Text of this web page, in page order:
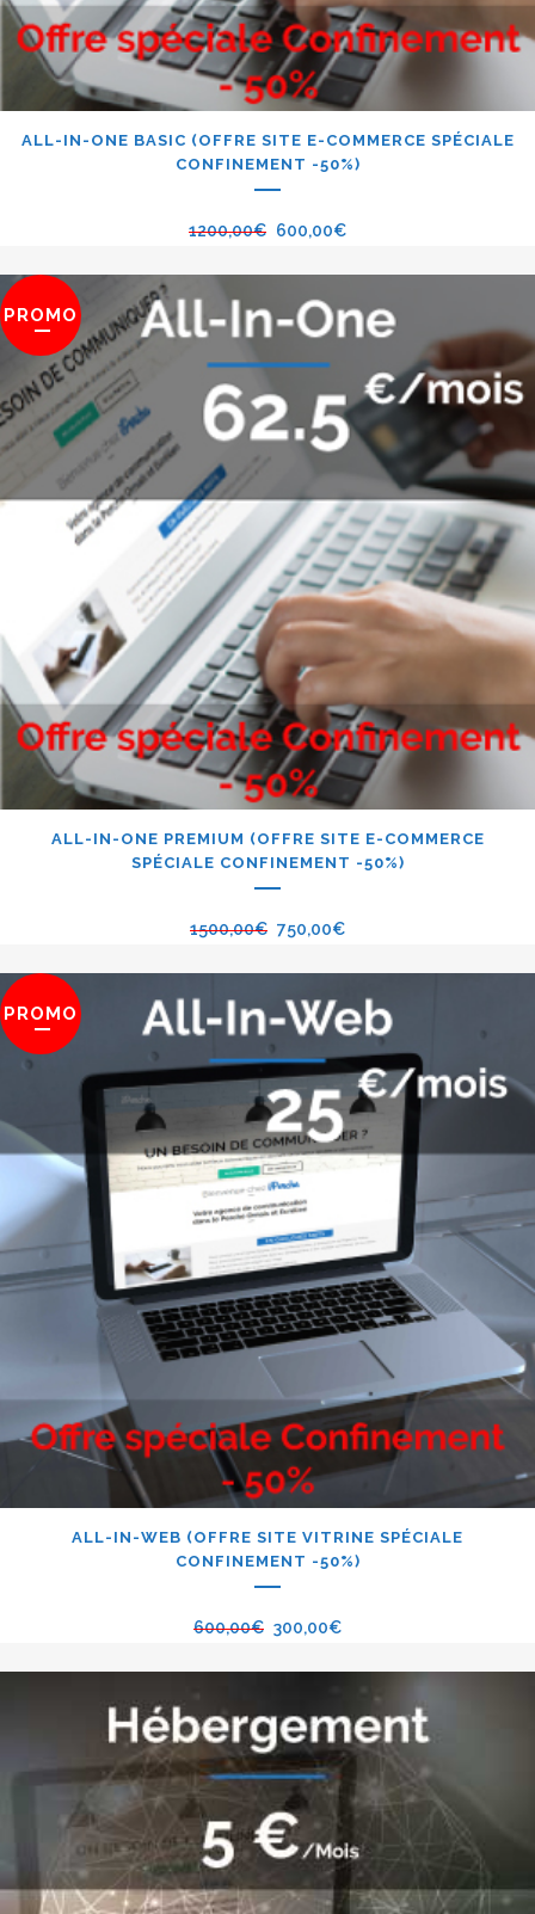
ALL-IN-ONE BASIC (OFFRE SITE E-COMMERCE SPÉCIALE
CONFINEMENT -50%)
1200,00€ 600,00€
PROMO
ALL-IN-ONE PREMIUM (OFFRE SITE E-COMMERCE
SPÉCIALE CONFINEMENT -50%)
1500,00€ 750,00€
PROMO
ALL-IN-WEB (OFFRE SITE VITRINE SPÉCIALE
CONFINEMENT -50%)
600,00€ 300,00€